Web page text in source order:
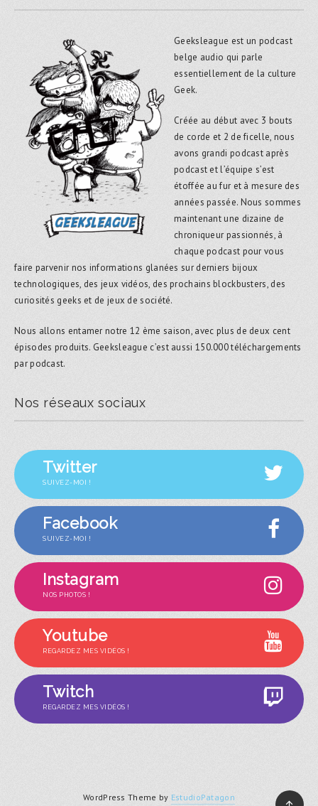
Geeksleague est un podcast
belge audio qui parle
essentiellement de la culture
Geek.
Créée au début avec 3 bouts
de corde et 2 de ficelle, nous
avons grandi podcast après
podcast et l’équipe s’est
étoffée au fur et à mesure des
années passée. Nous sommes
maintenant une dizaine de
chroniqueur passionnés, à
chaque podcast pour vous
faire parvenir nos informations glanées sur derniers bijoux
technologiques, des jeux vidéos, des prochains blockbusters, des
curiosités geeks et de jeux de société.
Nous allons entamer notre 12 ème saison, avec plus de deux cent
épisodes produits. Geeksleague c’est aussi 150.000 téléchargements
par podcast.
Nos réseaux sociaux
Twitter
SUIVEZ-MOI !
Facebook
SUIVEZ-MOI !
Instagram
NOS PHOTOS !
Youtube
REGARDEZ MES VIDÉOS !
Twitch
REGARDEZ MES VIDÉOS !
WordPress Theme by EstudioPatagon